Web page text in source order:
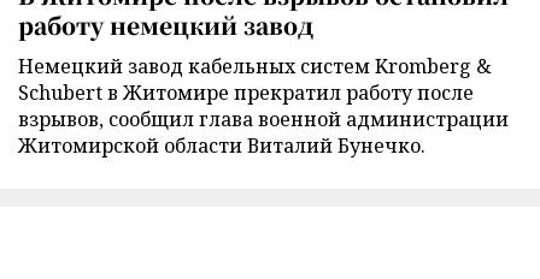
работу немецкий завод
Немецкий завод кабельных систем Kromberg &
Schubert в Житомире прекратил работу после
взрывов, сообщил глава военной администрации
Житомирской области Виталий Бунечко.